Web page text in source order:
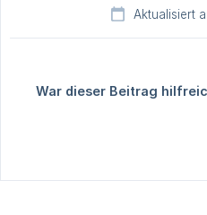
Aktualisiert
War dieser Beitrag